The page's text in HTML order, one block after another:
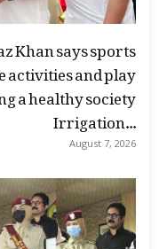
Khan says sports
and play
a healthy society
Irrigation...
August 7, 2026